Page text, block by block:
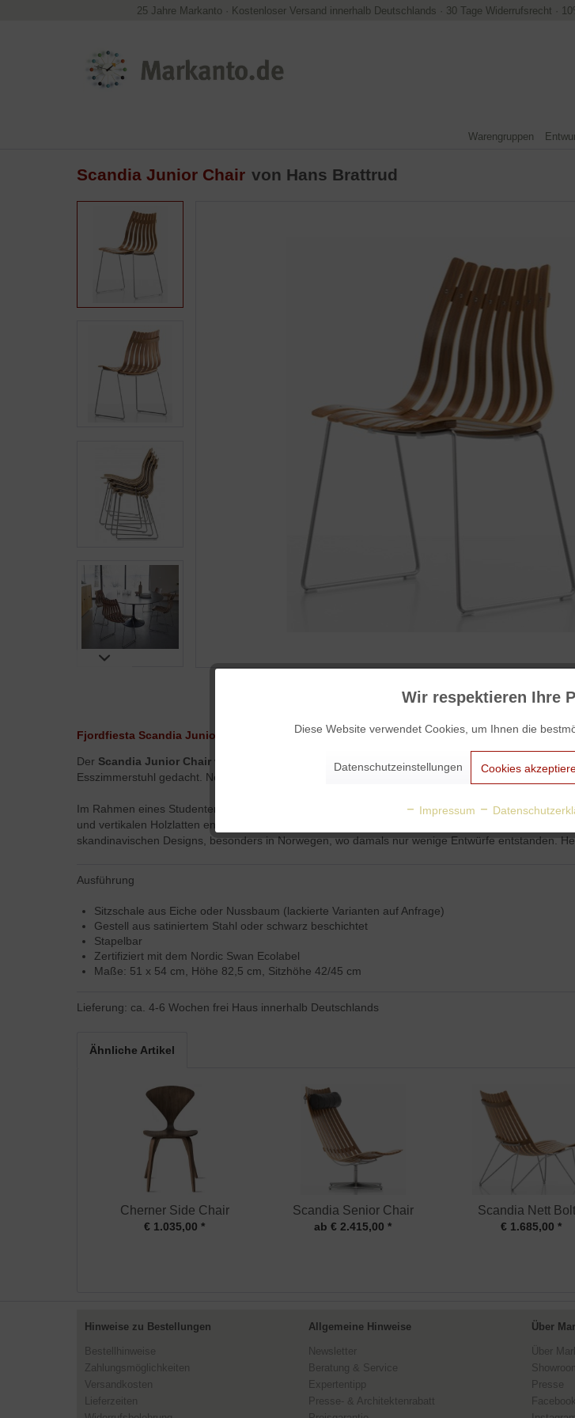
25 Jahre Markanto · Kostenloser Versand innerhalb Deutschlands · 30 Tage Widerrufsrecht ·
Warengruppen
Scandia Junior Chair von Hans Brattrud
Fjordfiesta Scandia Junior Chair von Hans Brattrud
Der Scandia Junior Chair von Hans Brattrud zählt zu der von ihm 1957 entworfenen
Esszimmerstuhl gedacht. Neben den hier angebotenen Varianten in Eiche oder Nussbaum ist der
Im Rahmen eines Studentenprojekts am National College of Art & Design in Oslo entwarf Hans
und vertikalen Holzlatten entstand eine organische Schichtholzschale - eine simple, aber geniale
skandinavischen Designs, besonders in Norwegen, wo damals nur wenige Entwürfe entstanden.
Ausführung
Sitzschale aus Eiche oder Nussbaum (lackierte Varianten auf Anfrage)
Gestell aus satiniertem Stahl oder schwarz beschichtet
Stapelbar
Zertifiziert mit dem Nordic Swan Ecolabel
Maße: 51 x 54 cm, Höhe 82,5 cm, Sitzhöhe 42/45 cm
Lieferung: ca. 4-6 Wochen frei Haus innerhalb Deutschlands
Ähnliche Artikel
Cherner Side Chair
€ 1.035,00 *
Scandia Senior Chair
ab € 2.415,00 *
Scandia Nett
€ 1.685,00 *
Hinweise zu Bestellungen
Bestellhinweise
Zahlungsmöglichkeiten
Versandkosten
Lieferzeiten
Allgemeine Hinweise
Newsletter
Beratung & Service
Expertentipp
Presse- & Architektenrabatt
Über
Über
Presse
Facebook
Personalisierung
Wir respektieren Ihre
Diese Website verwendet Cookies, um Ihnen die
Datenschutzeinstellungen Cookies
Impressum